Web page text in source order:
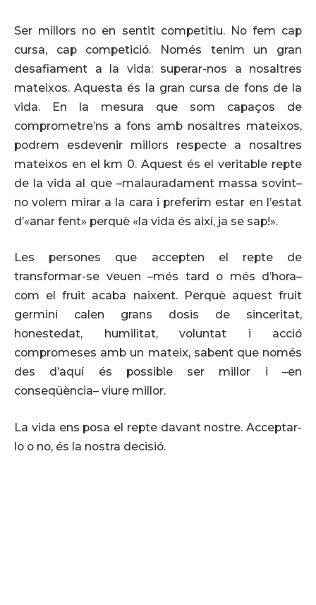
Ser millors no en sentit competitiu. No fem cap
cursa, cap competició. Només tenim un gran
desafiament a la vida: superar-nos a nosaltres
mateixos. Aquesta és la gran cursa de fons de la
vida. En la mesura que som capaços de
comprometre’ns a fons amb nosaltres mateixos,
podrem esdevenir millors respecte a nosaltres
mateixos en el km 0. Aquest és el veritable repte
de la vida al que –malauradament massa sovint–
no volem mirar a la cara i preferim estar en l’estat
d’«anar fent» perquè «la vida és així, ja se sap!».
Les persones que accepten el repte de
transformar-se veuen –més tard o més d’hora–
com el fruit acaba naixent. Perquè aquest fruit
germini calen grans dosis de sinceritat,
honestedat, humilitat, voluntat i acció
compromeses amb un mateix, sabent que només
des d’aquí és possible ser millor i –en
conseqüència– viure millor.
La vida ens posa el repte davant nostre. Acceptar-
lo o no, és la nostra decisió.